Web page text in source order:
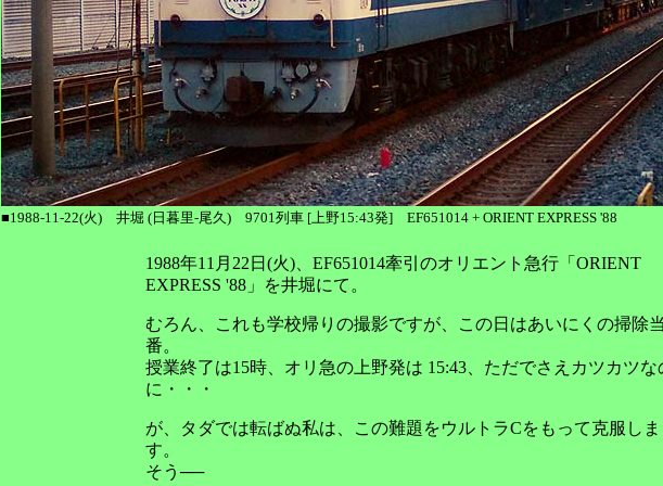
■1988-11-22(火) 井堀 (日暮里-尾久) 9701列車 [上野15:43発] EF651014 + ORIENT EXPRESS '88
1988年11月22日(火)、EF651014牽引のオリエント急行「ORIENT
EXPRESS '88」を井堀にて。
むろん、これも学校帰りの撮影ですが、この日はあいにくの掃除
番。
授業終了は15時、オリ急の上野発は 15:43、ただでさえカツカツな
に・・・
が、タダでは転ばぬ私は、この難題をウルトラCをもって克服しま
す。
そう──